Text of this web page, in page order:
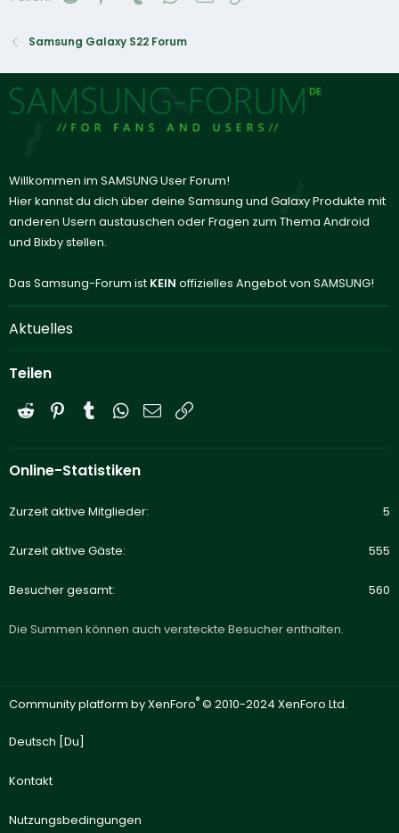
Samsung Galaxy S22 Forum
Willkommen im SAMSUNG User Forum!
Hier kannst du dich über deine Samsung und Galaxy Produkte mit
anderen Usern austauschen oder Fragen zum Thema Android
und Bixby stellen.
Das Samsung-Forum ist KEIN offizielles Angebot von SAMSUNG!
Aktuelles
Teilen
Reddit PinterestTumblrWhatsApp
E-Mail
Online-Statistiken
Zurzeit aktive Mitglieder 5
Zurzeit aktive Gäste 555
Besucher gesamt 560
Die Summen können auch versteckte Besucher enthalten.
Community platform by XenForo® © 2010-2024 XenForo Ltd.
Deutsch [Du]
Kontakt
Nutzungsbedingungen